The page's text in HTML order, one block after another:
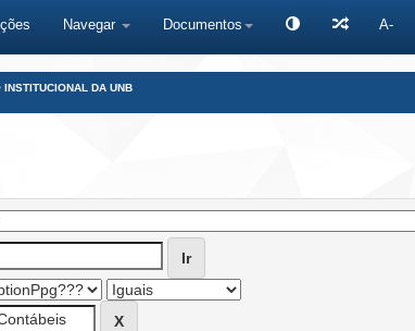
Navegar Documentos A-
INSTITUCIONAL DA UNB